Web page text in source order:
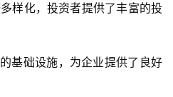
样化，投资者提供了丰富的投
基础设施，为企业提供了良好